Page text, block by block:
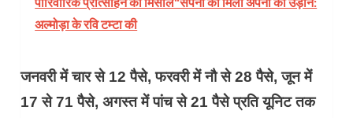
अल्मोड़ा के रवि टम्टा की
जनवरी में चार से 12 पैसे, फरवरी में नौ से 28 पैसे, जून में
17 से 71 पैसे, अगस्त में पांच से 21 पैसे प्रति यूनिट तक